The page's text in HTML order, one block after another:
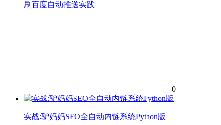
刷百度自动推送实践
0
实战:驴妈妈SEO全自动内链系统Python版